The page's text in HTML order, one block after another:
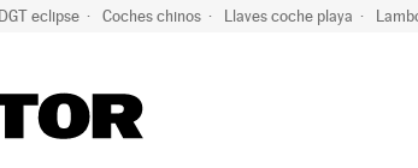
DGT eclipse Coches chinos Llaves coche playa